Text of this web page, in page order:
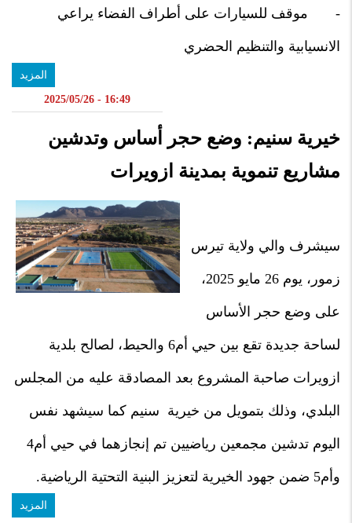
- موقف للسيارات على أطراف الفضاء يراعي
الانسيابية والتنظيم الحضري
المزيد
16:49 - 2025/05/26
خيرية سنيم: وضع حجر أساس وتدشين
مشاريع تنموية بمدينة ازويرات
سيشرف والي ولاية تيرس
زمور، يوم 26 مايو 2025،
على وضع حجر الأساس
لساحة جديدة تقع بين حيي أم6 والحيط، لصالح بلدية
ازويرات صاحبة المشروع بعد المصادقة عليه من المجلس
البلدي، وذلك بتمويل من خيرية سنيم كما سيشهد نفس
اليوم تدشين مجمعين رياضيين تم إنجازهما في حيي أم4
وأم5 ضمن جهود الخيرية لتعزيز البنية التحتية الرياضية.
المزيد